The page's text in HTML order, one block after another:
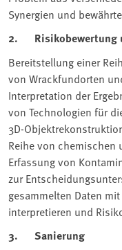
Synergien und
2. Risikobewertung
Bereitstellung einer
von Wrackfundorten
Interpretation der
von Technologien für
3D-
Reihe von
Erfassung von
zur
gesammelten Daten
interpretieren und
3. Sanierung